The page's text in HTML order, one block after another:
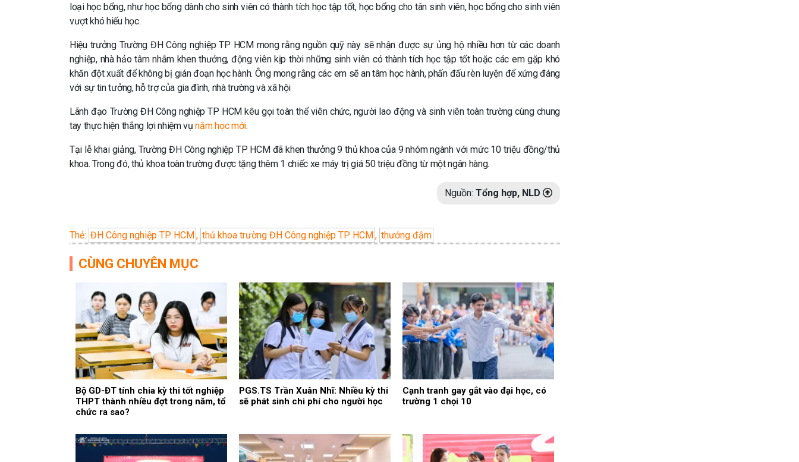
loại học bổng, như học bổng dành cho sinh viên có thành tích học tập tốt, học bổng cho tân sinh viên, học bổng cho sinh viên
vượt khó hiếu học.
Hiệu trưởng Trường ĐH Công nghiệp TP HCM mong rằng nguồn quỹ này sẽ nhận được sự ủng hộ nhiều hơn từ các doanh
nghiệp, nhà hảo tâm nhằm khen thưởng, động viên kịp thời những sinh viên có thành tích học tập tốt hoặc các em gặp khó
khăn đột xuất để không bị gián đoạn học hành. Ông mong rằng các em sẽ an tâm học hành, phấn đấu rèn luyện để xứng đáng
với sự tin tưởng, hỗ trợ của gia đình, nhà trường và xã hội
Lãnh đạo Trường ĐH Công nghiệp TP HCM kêu gọi toàn thể viên chức, người lao động và sinh viên toàn trường cùng chung
tay thực hiện thắng lợi nhiệm vụnăm học mới.
Tại lễ khai giảng, Trường ĐH Công nghiệp TP HCM đã khen thưởng 9 thủ khoa của 9 nhóm ngành với mức 10 triệu đồng/thủ
khoa. Trong đó, thủ khoa toàn trường được tặng thêm 1 chiếc xe máy trị giá 50 triệu đồng từ một ngân hàng.
Nguồn: Tổng hợp, NLD
Thẻ: ĐH Công nghiệp TP HCM, thủ khoa trường ĐH Công nghiệp TP HCM, thưởng đậm
CÙNG CHUYÊN MỤC
Bộ GD-ĐT tính chia kỳ thi tốt nghiệp
THPT thành nhiều đợt trong năm, tổ
chức ra sao?
PGS.TS Trần Xuân Nhĩ: Nhiều kỳ thi
sẽ phát sinh chi phí cho người học
Cạnh tranh gay gắt vào đại học, có
trường 1 chọi 10